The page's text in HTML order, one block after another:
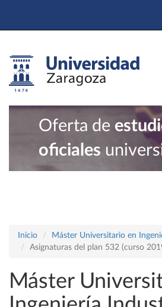
Oferta de
oficiales
Inicio
Máster Universitario en
Asignaturas del plan 532 (curso
Máster